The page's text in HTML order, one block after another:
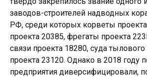
заводов-строителей надводных
РФ, среди которых корветы
проекта 20385, фрегаты проекта
связи проекта 18280, суда
проекта 23120. Однако в 2018 году
предприятия диверсифицировали,